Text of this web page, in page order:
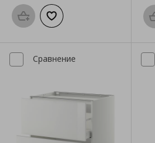
Προσθήκη στο καλάθι
Добави към списъка с
Сравнение